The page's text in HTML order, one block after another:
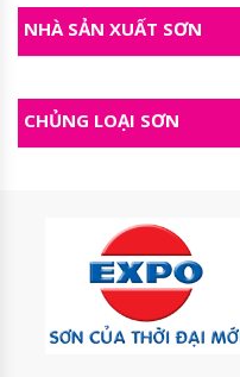
NHÀ SẢN XUẤT SƠN
CHỦNG LOẠI SƠN